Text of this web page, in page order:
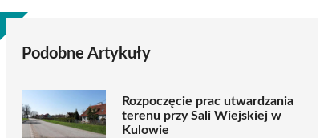
Podobne Artykuły
Rozpoczęcie prac utwardzania
terenu przy Sali Wiejskiej w
Kulowie